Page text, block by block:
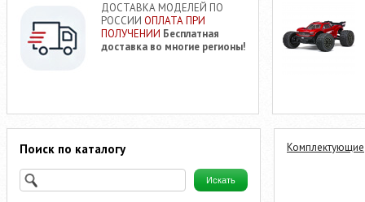
ДОСТАВКА МОДЕЛЕЙ ПО
РОССИИ ОПЛАТА ПРИ
ПОЛУЧЕНИИ Бесплатная
доставка во многие регионы!
Поиск по каталогу Комплектующие